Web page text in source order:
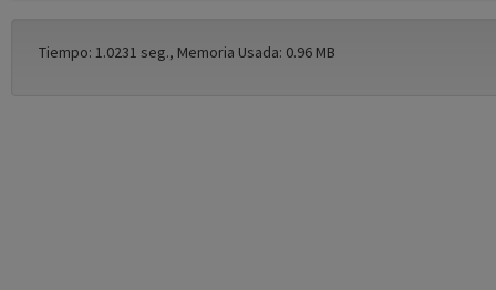
Tiempo: 1.0231 seg., Memoria Usada: 0.96 MB